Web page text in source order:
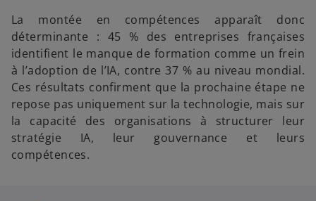
La montée en compétences apparaît donc
déterminante : 45 % des entreprises françaises
identifient le manque de formation comme un frein
à l’adoption de l’IA, contre 37 % au niveau mondial.
Ces résultats confirment que la prochaine étape ne
repose pas uniquement sur la technologie, mais sur
la capacité des organisations à structurer leur
stratégie IA, leur gouvernance et leurs
compétences.